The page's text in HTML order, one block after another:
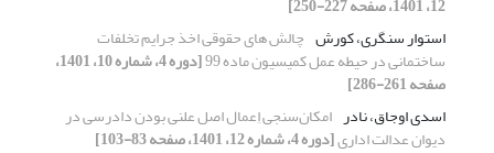
استوار سنگری، کورش چالش های حقوقی اخذ جرایم تخلفات
ساختمانی در حیطه عمل کمیسیون ماده 99 [دوره 4، شماره 10، 1401،
صفحه 261-286]
اسدی اوجاق، نادر امکان‌سنجی اِعمال اصل علنی بودن دادرسی در
دیوان عدالت اداری[دوره 4، شماره 12، 1401، صفحه 83-103]